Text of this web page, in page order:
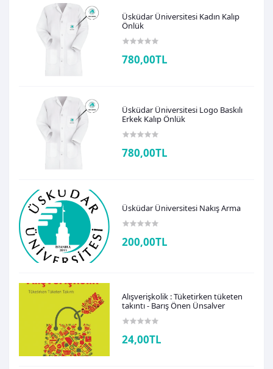
Üsküdar Üniversitesi Kadın Kalıp
Önlük
780,00TL
Üsküdar Üniversitesi Logo Baskılı
Erkek Kalıp Önlük
780,00TL
Üsküdar Üniversitesi Nakış Arma
200,00TL
Alışverişkolik : Tüketirken tüketen
takıntı - Barış Önen Ünsalver
24,00TL